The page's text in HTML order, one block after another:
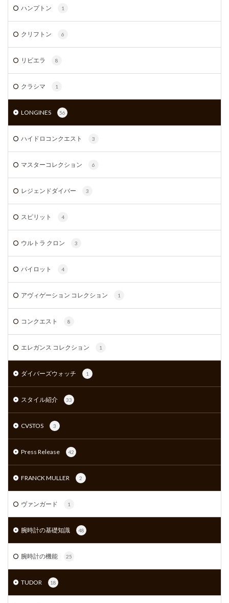
ハンプトン 1
クリフトン 6
リビエラ 8
クラシマ 1
LONGINES 56
ハイドロコンクエスト 3
マスターコレクション 6
レジェンドダイバー 3
スピリット 4
ウルトラ クロン 3
パイロット 4
アヴィゲーション コレクション 1
コンクエスト 8
エレガンス コレクション 1
ダイバーズウォッチ 1
スタイル紹介 33
CVSTOS 3
Press Release 42
FRANCK MULLER 2
ヴァンガード 1
腕時計の基礎知識 48
腕時計の機能 25
TUDOR 18